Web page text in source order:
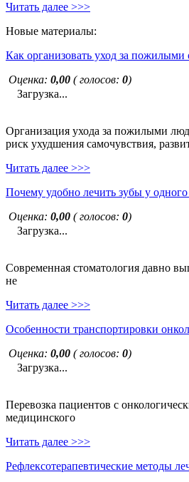
Читать далее >>>
Новые материалы:
Как организовать уход за пожилыми
Оценка: 0,00 ( голосов: 0)
Загрузка...
Организация ухода за пожилыми
риск ухудшения самочувствия,
Читать далее >>>
Почему удобно лечить зубы у
Оценка: 0,00 ( голосов: 0)
Загрузка...
Современная стоматология давно
не
Читать далее >>>
Особенности транспортировки
Оценка: 0,00 ( голосов: 0)
Загрузка...
Перевозка пациентов с
медицинского
Читать далее >>>
Рефлексотерапевтические методы